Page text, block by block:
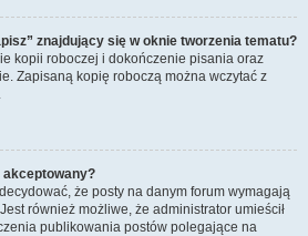
znajdujący się w oknie tworzenia tematu?
kopii roboczej i dokończenie pisania oraz
Zapisaną kopię roboczą można wczytać z
akceptowany?
że posty na danym forum wymagają
również możliwe, że administrator umieścił
publikowania postów polegające na